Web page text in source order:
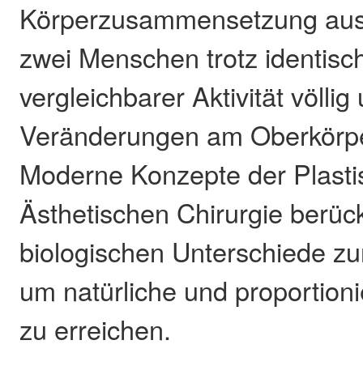
Körperzusammensetzung
zwei Menschen trotz
vergleichbarer Aktivität völlig
Veränderungen am
Moderne Konzepte der
Ästhetischen Chirurgie
biologischen Unterschiede
um natürliche und
zu erreichen.